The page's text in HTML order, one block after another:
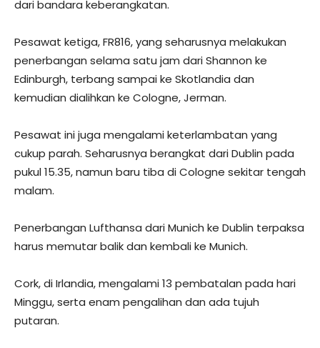
dari bandara keberangkatan.
Pesawat ketiga, FR816, yang seharusnya melakukan
penerbangan selama satu jam dari Shannon ke
Edinburgh, terbang sampai ke Skotlandia dan
kemudian dialihkan ke Cologne, Jerman.
Pesawat ini juga mengalami keterlambatan yang
cukup parah. Seharusnya berangkat dari Dublin pada
pukul 15.35, namun baru tiba di Cologne sekitar tengah
malam.
Penerbangan Lufthansa dari Munich ke Dublin terpaksa
harus memutar balik dan kembali ke Munich.
Cork, di Irlandia, mengalami 13 pembatalan pada hari
Minggu, serta enam pengalihan dan ada tujuh
putaran.